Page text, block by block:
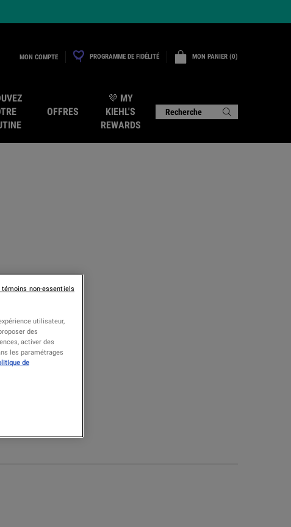
MON COMPTE PROGRAMME DE FIDÉLITÉ MON PANIER 0
0 PRODUCT IN CART
OFFRES
💜 MY
KIEHL'S
REWARDS
Recherche
utilisateur,
des
activer des
les paramétrages
de
non-essentiels